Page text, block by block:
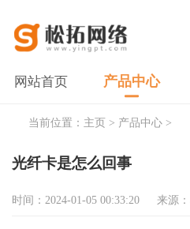
网站首页 产品中心
当前位置： 主页> 产品中心>
光纤卡是怎么回事
时间：2024-01-05 00:33:20 来源